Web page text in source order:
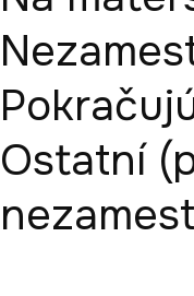
Ostatní